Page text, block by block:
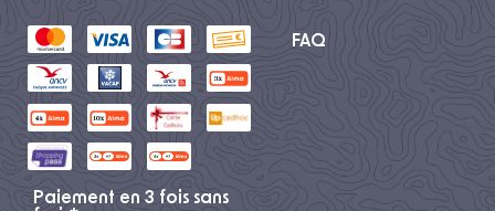
FAQ
Paiement en 3 fois sans